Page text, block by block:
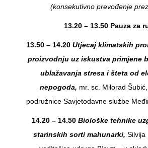
(konsekutivno prevođenje
13.20 – 13.50 Pauza za
13.50 – 14.20 Utjecaj klimatskih
proizvodnju uz iskustva primjene
ublažavanja stresa i šteta od
nepogoda, mr. sc. Milorad
podružnice Savjetodavne službe
14.20 – 14.50 Biološke tehnike
starinskih sorti mahunarki, Silvija